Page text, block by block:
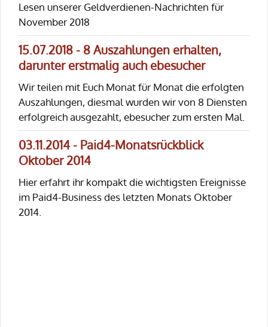
Lesen unserer Geldverdienen-Nachrichten für
November 2018
15.07.2018 - 8 Auszahlungen erhalten,
darunter erstmalig auch ebesucher
Wir teilen mit Euch Monat für Monat die erfolgten
Auszahlungen, diesmal wurden wir von 8 Diensten
erfolgreich ausgezahlt, ebesucher zum ersten Mal.
03.11.2014 - Paid4-Monatsrückblick
Oktober 2014
Hier erfahrt ihr kompakt die wichtigsten Ereignisse
im Paid4-Business des letzten Monats Oktober
2014.